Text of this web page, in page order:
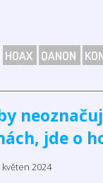
HOAX QANON
jde o
2024